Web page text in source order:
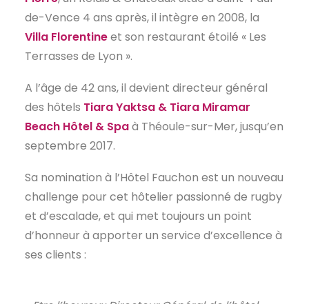
de-Vence 4 ans après, il intègre en 2008, la
Villa Florentineet son restaurant étoilé « Les
Terrasses de Lyon ».
A l’âge de 42 ans, il devient directeur général
des hôtels Tiara Yaktsa & Tiara Miramar
Beach Hôtel & Spaà Théoule-sur-Mer, jusqu’en
septembre 2017.
Sa nomination à l’Hôtel Fauchon est un nouveau
challenge pour cet hôtelier passionné de rugby
et d’escalade, et qui met toujours un point
d’honneur à apporter un service d’excellence à
ses clients :